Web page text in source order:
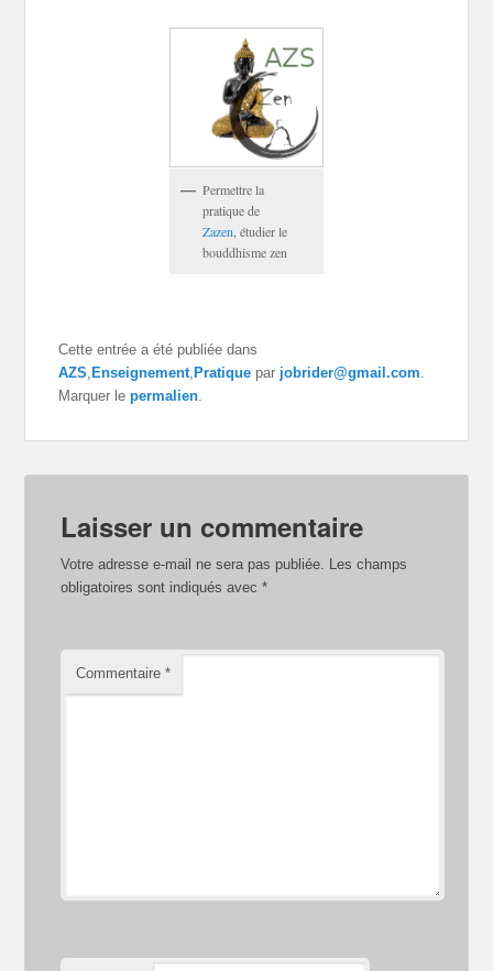
Permettre la
pratique de
Zazen , étudier le
bouddhisme zen
Cette entrée a été publiée dans
AZS ,Enseignement ,Pratique par jobrider@gmail.com
Marquer lepermalien
Laisser un commentaire
Votre adresse e-mail ne sera pas publiée. Les champs
obligatoires sont indiqués avec*
Commentaire*